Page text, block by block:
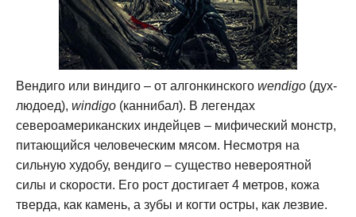
Вендиго или виндиго – от алгонкинского wendigo (дух-
людоед), windigo (каннибал). В легендах
североамериканских индейцев – мифический монстр,
питающийся человеческим мясом. Несмотря на
сильную худобу, вендиго – существо невероятной
силы и скорости. Его рост достигает 4 метров, кожа
тверда, как камень, а зубы и когти остры, как лезвие.